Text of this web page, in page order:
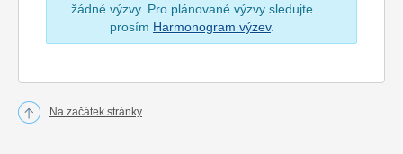
žádné výzvy. Pro plánované výzvy sledujte
prosím Harmonogram výzev.
Na začátek stránky